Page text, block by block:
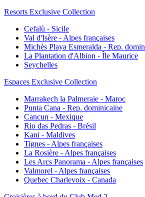
Resorts Exclusive Collection
Cefalù - Sicile
Val d'Isère - Alpes françaises
Michès Playa Esmeralda - Rep.
La Plantation d'Albion - Île Maurice
Seychelles
Espaces Exclusive Collection
Marrakech la Palmeraie - Maroc
Punta Cana - Rep. dominicaine
Cancun - Mexique
Rio das Pedras - Brésil
Kani - Maldives
Tignes - Alpes françaises
La Rosière - Alpes françaises
Les Arcs Panorama - Alpes françaises
Valmorel - Alpes françaises
Quebec Charlevoix - Canada